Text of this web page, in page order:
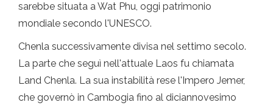
sarebbe situata a Wat Phu, oggi patrimonio
mondiale secondo l'UNESCO.
Chenla successivamente divisa nel settimo secolo.
La parte che seguì nell'attuale Laos fu chiamata
Land Chenla. La sua instabilità rese l'Impero Jemer,
che governò in Cambogia fino al diciannovesimo